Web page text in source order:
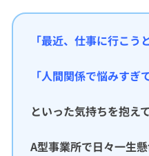
「最近、仕事に行こう
「人間関係で悩みすぎ
といった気持ちを抱え
A型事業所で日々一生